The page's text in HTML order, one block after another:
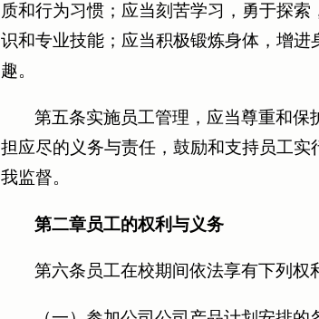
质和行为习惯；应当刻苦学习，勇于探
识和专业技能；应当积极锻炼身体，增
趣。
第五条实施员工管理，应当尊重和
担应尽的义务与责任，鼓励和支持员工
我监督。
第二章员工的权利与义务
第六条员工在校期间依法享有下列权